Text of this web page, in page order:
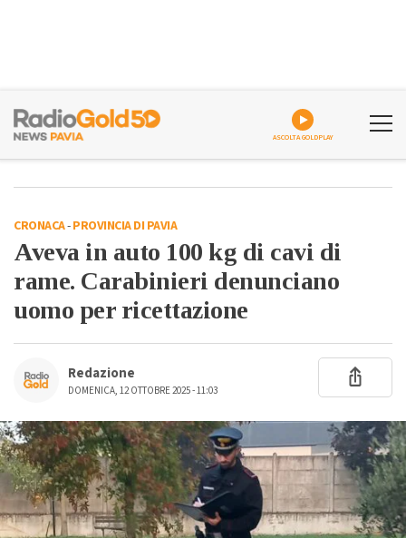
ASCOLTA GOLDPLAY
CRONACA-PROVINCIA DI PAVIA
Aveva in auto 100 kg di cavi di
rame. Carabinieri denunciano
uomo per ricettazione
Redazione
DOMENICA, 12 OTTOBRE 2025 - 11:03